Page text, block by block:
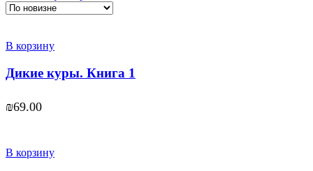
В корзину
Дикие куры. Книга 1
₪69.00
В корзину